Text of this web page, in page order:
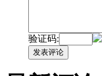
验证码:
发表评论